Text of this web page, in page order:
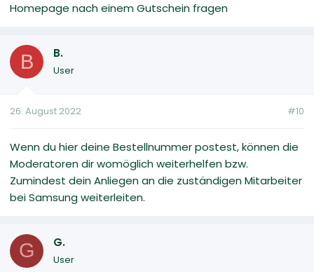
Homepage nach einem Gutschein fragen
B B.
User
26. August 2022 #10
Wenn du hier deine Bestellnummer postest, können die
Moderatoren dir womöglich weiterhelfen bzw.
Zumindest dein Anliegen an die zuständigen Mitarbeiter
bei Samsung weiterleiten.
G G.
User